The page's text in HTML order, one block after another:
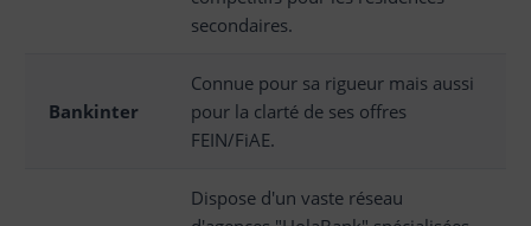
secondaires.
Bankinter
Connue pour sa rigueur mais aussi
pour la clarté de ses offres
FEIN/FiAE.
Dispose d'un vaste réseau